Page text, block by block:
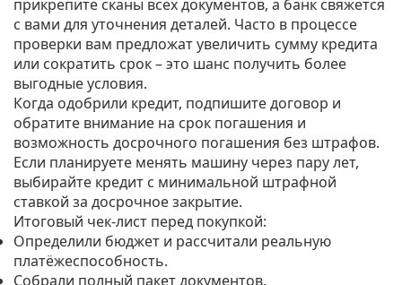
прикрепите сканы всех документов, а банк свяжется
с вами для уточнения деталей. Часто в процессе
проверки вам предложат увеличить сумму кредита
или сократить срок – это шанс получить более
выгодные условия.
Когда одобрили кредит, подпишите договор и
обратите внимание на срок погашения и
возможность досрочного погашения без штрафов.
Если планируете менять машину через пару лет,
выбирайте кредит с минимальной штрафной
ставкой за досрочное закрытие.
Итоговый чек‑лист перед покупкой:
Определили бюджет и рассчитали реальную
платёжеспособность.
Собрали полный пакет документов.